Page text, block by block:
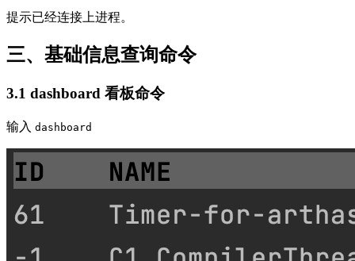
提示已经连接上进程。
三、基础信息查询命令
3.1 dashboard 看板命令
输入 dashboard